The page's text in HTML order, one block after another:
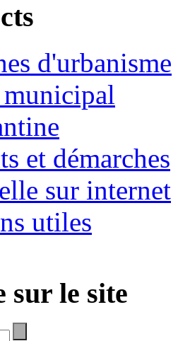
d'urbanisme
et démarches
sur internet
utiles
sur le site